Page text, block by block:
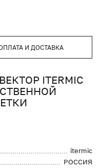
И ДОСТАВКА
ITERMIC
itermic
РОССИЯ